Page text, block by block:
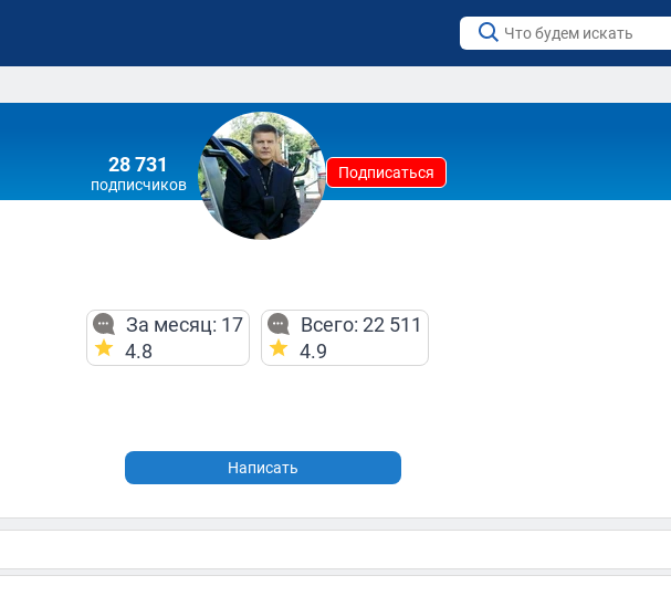
28 731
подписчиков
Подписаться
За месяц: 17
4.8
Всего: 22 511
4.9
Написать